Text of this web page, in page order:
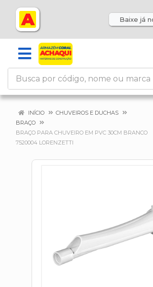
Baixe já
INÍCIO
CHUVEIROS E DUCHAS
BRAÇO
BRAÇO PARA CHUVEIRO EM PVC 30CM BRANCO
7520004 LORENZETTI